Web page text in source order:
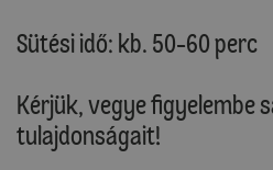
Sütési idő: kb. 50-60 perc
Kérjük, vegye figyelembe
tulajdonságait!